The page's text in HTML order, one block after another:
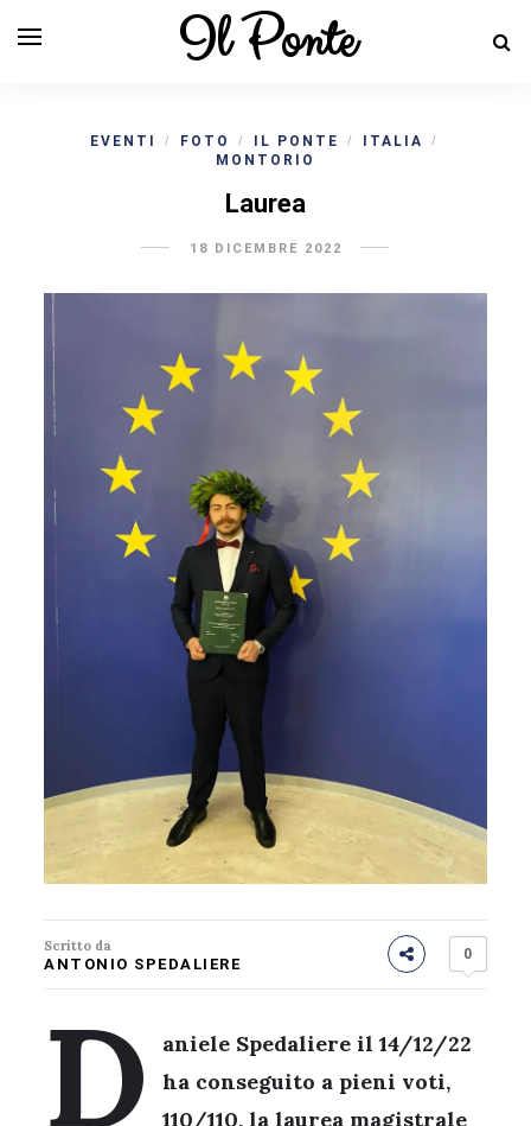
Il Ponte
EVENTI / FOTO / IL PONTE / ITALIA /
MONTORIO
Laurea
18 DICEMBRE 2022
Scritto da
ANTONIO SPEDALIERE
0
D
aniele Spedaliere il 14/12/22
ha conseguito a pieni voti,
110/110, la laurea magistrale